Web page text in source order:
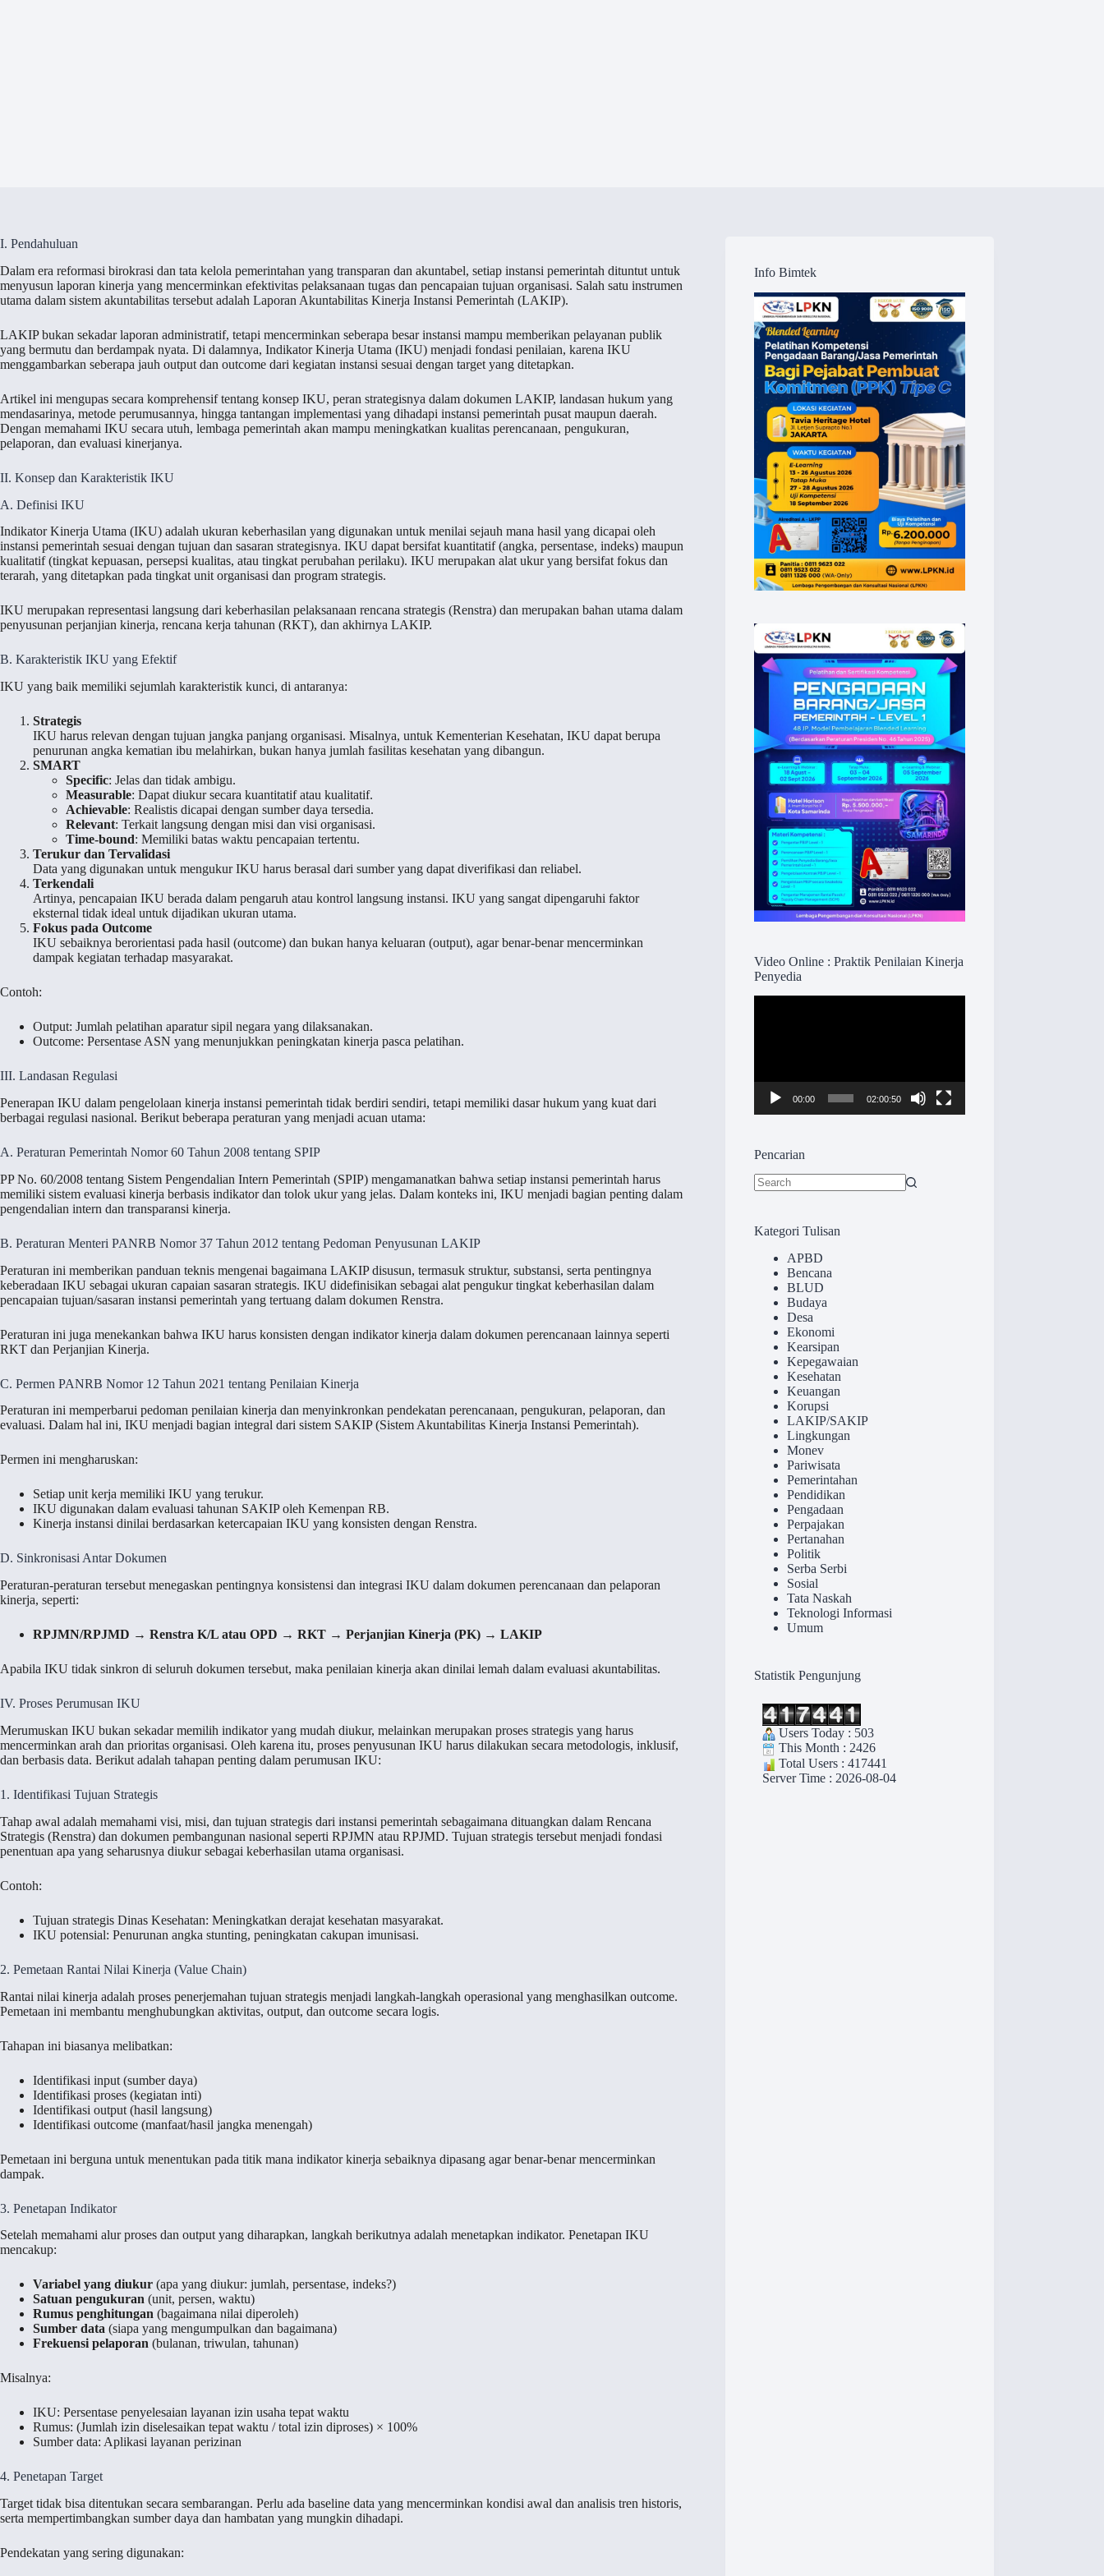
I. Pendahuluan
Dalam era reformasi birokrasi dan tata kelola pemerintahan yang transparan dan akuntabel, setiap instansi pemerintah dituntut untuk
menyusun laporan kinerja yang mencerminkan efektivitas pelaksanaan tugas dan pencapaian tujuan organisasi. Salah satu instrumen
utama dalam sistem akuntabilitas tersebut adalah Laporan Akuntabilitas Kinerja Instansi Pemerintah (LAKIP).
LAKIP bukan sekadar laporan administratif, tetapi mencerminkan seberapa besar instansi mampu memberikan pelayanan publik
yang bermutu dan berdampak nyata. Di dalamnya, Indikator Kinerja Utama (IKU) menjadi fondasi penilaian, karena IKU
menggambarkan seberapa jauh output dan outcome dari kegiatan instansi sesuai dengan target yang ditetapkan.
Artikel ini mengupas secara komprehensif tentang konsep IKU, peran strategisnya dalam dokumen LAKIP, landasan hukum yang
mendasarinya, metode perumusannya, hingga tantangan implementasi yang dihadapi instansi pemerintah pusat maupun daerah.
Dengan memahami IKU secara utuh, lembaga pemerintah akan mampu meningkatkan kualitas perencanaan, pengukuran,
pelaporan, dan evaluasi kinerjanya.
II. Konsep dan Karakteristik IKU
A. Definisi IKU
Indikator Kinerja Utama (IKU) adalah ukuran keberhasilan yang digunakan untuk menilai sejauh mana hasil yang dicapai oleh
instansi pemerintah sesuai dengan tujuan dan sasaran strategisnya. IKU dapat bersifat kuantitatif (angka, persentase, indeks) maupun
kualitatif (tingkat kepuasan, persepsi kualitas, atau tingkat perubahan perilaku). IKU merupakan alat ukur yang bersifat fokus dan
terarah, yang ditetapkan pada tingkat unit organisasi dan program strategis.
IKU merupakan representasi langsung dari keberhasilan pelaksanaan rencana strategis (Renstra) dan merupakan bahan utama dalam
penyusunan perjanjian kinerja, rencana kerja tahunan (RKT), dan akhirnya LAKIP.
B. Karakteristik IKU yang Efektif
IKU yang baik memiliki sejumlah karakteristik kunci, di antaranya:
Strategis
IKU harus relevan dengan tujuan jangka panjang organisasi. Misalnya, untuk Kementerian Kesehatan, IKU dapat berupa
penurunan angka kematian ibu melahirkan, bukan hanya jumlah fasilitas kesehatan yang dibangun.
SMART
Specific: Jelas dan tidak ambigu.
Measurable: Dapat diukur secara kuantitatif atau kualitatif.
Achievable: Realistis dicapai dengan sumber daya tersedia.
Relevant: Terkait langsung dengan misi dan visi organisasi.
Time-bound: Memiliki batas waktu pencapaian tertentu.
Terukur dan Tervalidasi
Data yang digunakan untuk mengukur IKU harus berasal dari sumber yang dapat diverifikasi dan reliabel.
Terkendali
Artinya, pencapaian IKU berada dalam pengaruh atau kontrol langsung instansi. IKU yang sangat dipengaruhi faktor
eksternal tidak ideal untuk dijadikan ukuran utama.
Fokus pada Outcome
IKU sebaiknya berorientasi pada hasil (outcome) dan bukan hanya keluaran (output), agar benar-benar mencerminkan
dampak kegiatan terhadap masyarakat.
Contoh:
Output: Jumlah pelatihan aparatur sipil negara yang dilaksanakan.
Outcome: Persentase ASN yang menunjukkan peningkatan kinerja pasca pelatihan.
III. Landasan Regulasi
Penerapan IKU dalam pengelolaan kinerja instansi pemerintah tidak berdiri sendiri, tetapi memiliki dasar hukum yang kuat dari
berbagai regulasi nasional. Berikut beberapa peraturan yang menjadi acuan utama:
A. Peraturan Pemerintah Nomor 60 Tahun 2008 tentang SPIP
PP No. 60/2008 tentang Sistem Pengendalian Intern Pemerintah (SPIP) mengamanatkan bahwa setiap instansi pemerintah harus
memiliki sistem evaluasi kinerja berbasis indikator dan tolok ukur yang jelas. Dalam konteks ini, IKU menjadi bagian penting dalam
pengendalian intern dan transparansi kinerja.
B. Peraturan Menteri PANRB Nomor 37 Tahun 2012 tentang Pedoman Penyusunan LAKIP
Peraturan ini memberikan panduan teknis mengenai bagaimana LAKIP disusun, termasuk struktur, substansi, serta pentingnya
keberadaan IKU sebagai ukuran capaian sasaran strategis. IKU didefinisikan sebagai alat pengukur tingkat keberhasilan dalam
pencapaian tujuan/sasaran instansi pemerintah yang tertuang dalam dokumen Renstra.
Peraturan ini juga menekankan bahwa IKU harus konsisten dengan indikator kinerja dalam dokumen perencanaan lainnya seperti
RKT dan Perjanjian Kinerja.
C. Permen PANRB Nomor 12 Tahun 2021 tentang Penilaian Kinerja
Peraturan ini memperbarui pedoman penilaian kinerja dan menyinkronkan pendekatan perencanaan, pengukuran, pelaporan, dan
evaluasi. Dalam hal ini, IKU menjadi bagian integral dari sistem SAKIP (Sistem Akuntabilitas Kinerja Instansi Pemerintah).
Permen ini mengharuskan:
Setiap unit kerja memiliki IKU yang terukur.
IKU digunakan dalam evaluasi tahunan SAKIP oleh Kemenpan RB.
Kinerja instansi dinilai berdasarkan ketercapaian IKU yang konsisten dengan Renstra.
D. Sinkronisasi Antar Dokumen
Peraturan-peraturan tersebut menegaskan pentingnya konsistensi dan integrasi IKU dalam dokumen perencanaan dan pelaporan
kinerja, seperti:
RPJMN/RPJMD → Renstra K/L atau OPD → RKT → Perjanjian Kinerja (PK) → LAKIP
Apabila IKU tidak sinkron di seluruh dokumen tersebut, maka penilaian kinerja akan dinilai lemah dalam evaluasi akuntabilitas.
IV. Proses Perumusan IKU
Merumuskan IKU bukan sekadar memilih indikator yang mudah diukur, melainkan merupakan proses strategis yang harus
mencerminkan arah dan prioritas organisasi. Oleh karena itu, proses penyusunan IKU harus dilakukan secara metodologis, inklusif,
dan berbasis data. Berikut adalah tahapan penting dalam perumusan IKU:
1. Identifikasi Tujuan Strategis
Tahap awal adalah memahami visi, misi, dan tujuan strategis dari instansi pemerintah sebagaimana dituangkan dalam Rencana
Strategis (Renstra) dan dokumen pembangunan nasional seperti RPJMN atau RPJMD. Tujuan strategis tersebut menjadi fondasi
penentuan apa yang seharusnya diukur sebagai keberhasilan utama organisasi.
Contoh:
Tujuan strategis Dinas Kesehatan: Meningkatkan derajat kesehatan masyarakat.
IKU potensial: Penurunan angka stunting, peningkatan cakupan imunisasi.
2. Pemetaan Rantai Nilai Kinerja (Value Chain)
Rantai nilai kinerja adalah proses penerjemahan tujuan strategis menjadi langkah-langkah operasional yang menghasilkan outcome.
Pemetaan ini membantu menghubungkan aktivitas, output, dan outcome secara logis.
Tahapan ini biasanya melibatkan:
Identifikasi input (sumber daya)
Identifikasi proses (kegiatan inti)
Identifikasi output (hasil langsung)
Identifikasi outcome (manfaat/hasil jangka menengah)
Pemetaan ini berguna untuk menentukan pada titik mana indikator kinerja sebaiknya dipasang agar benar-benar mencerminkan
dampak.
3. Penetapan Indikator
Setelah memahami alur proses dan output yang diharapkan, langkah berikutnya adalah menetapkan indikator. Penetapan IKU
mencakup:
Variabel yang diukur (apa yang diukur: jumlah, persentase, indeks?)
Satuan pengukuran (unit, persen, waktu)
Rumus penghitungan (bagaimana nilai diperoleh)
Sumber data (siapa yang mengumpulkan dan bagaimana)
Frekuensi pelaporan (bulanan, triwulan, tahunan)
Misalnya:
IKU: Persentase penyelesaian layanan izin usaha tepat waktu
Rumus: (Jumlah izin diselesaikan tepat waktu / total izin diproses) × 100%
Sumber data: Aplikasi layanan perizinan
4. Penetapan Target
Target tidak bisa ditentukan secara sembarangan. Perlu ada baseline data yang mencerminkan kondisi awal dan analisis tren historis,
serta mempertimbangkan sumber daya dan hambatan yang mungkin dihadapi.
Pendekatan yang sering digunakan:
Info Bimtek
Video Online : Praktik Penilaian Kinerja
Penyedia
00:00 02:00:50
Pencarian
Kategori Tulisan
APBD
Bencana
BLUD
Budaya
Desa
Ekonomi
Kearsipan
Kepegawaian
Kesehatan
Keuangan
Korupsi
LAKIP/SAKIP
Lingkungan
Monev
Pariwisata
Pemerintahan
Pendidikan
Pengadaan
Perpajakan
Pertanahan
Politik
Serba Serbi
Sosial
Tata Naskah
Teknologi Informasi
Umum
Statistik Pengunjung
Users Today : 503
This Month : 2426
Total Users : 417441
Server Time : 2026-08-04